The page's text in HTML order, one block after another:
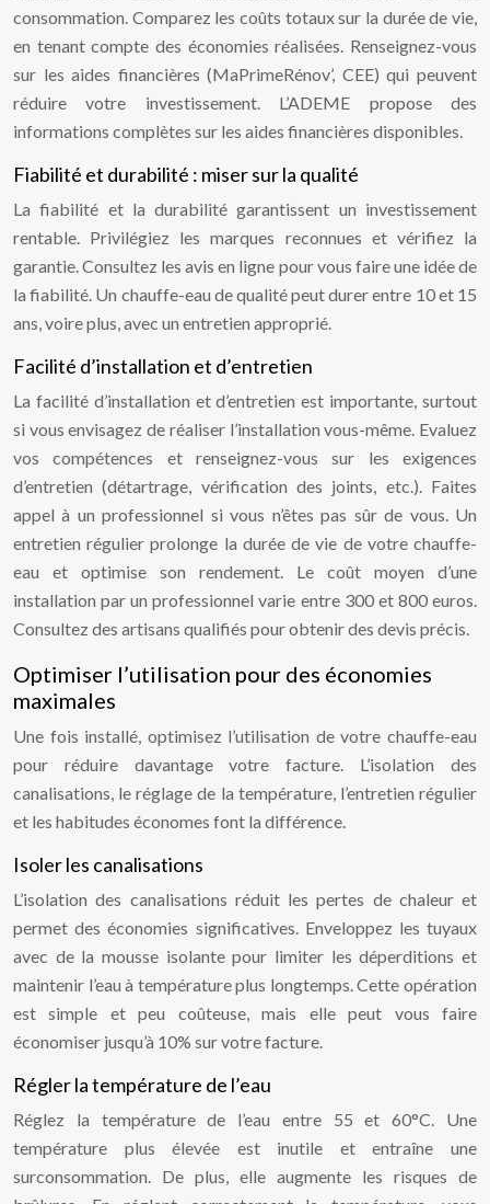
consommation. Comparez les coûts totaux sur la durée de vie,
en tenant compte des économies réalisées. Renseignez-vous
sur les aides financières (MaPrimeRénov’, CEE) qui peuvent
réduire votre investissement. L’ADEME propose des
informations complètes sur les aides financières disponibles.
Fiabilité et durabilité : miser sur la qualité
La fiabilité et la durabilité garantissent un investissement
rentable. Privilégiez les marques reconnues et vérifiez la
garantie. Consultez les avis en ligne pour vous faire une idée de
la fiabilité. Un chauffe-eau de qualité peut durer entre 10 et 15
ans, voire plus, avec un entretien approprié.
Facilité d’installation et d’entretien
La facilité d’installation et d’entretien est importante, surtout
si vous envisagez de réaliser l’installation vous-même. Evaluez
vos compétences et renseignez-vous sur les exigences
d’entretien (détartrage, vérification des joints, etc.). Faites
appel à un professionnel si vous n’êtes pas sûr de vous. Un
entretien régulier prolonge la durée de vie de votre chauffe-
eau et optimise son rendement. Le coût moyen d’une
installation par un professionnel varie entre 300 et 800 euros.
Consultez des artisans qualifiés pour obtenir des devis précis.
Optimiser l’utilisation pour des économies
maximales
Une fois installé, optimisez l’utilisation de votre chauffe-eau
pour réduire davantage votre facture. L’isolation des
canalisations, le réglage de la température, l’entretien régulier
et les habitudes économes font la différence.
Isoler les canalisations
L’isolation des canalisations réduit les pertes de chaleur et
permet des économies significatives. Enveloppez les tuyaux
avec de la mousse isolante pour limiter les déperditions et
maintenir l’eau à température plus longtemps. Cette opération
est simple et peu coûteuse, mais elle peut vous faire
économiser jusqu’à 10% sur votre facture.
Régler la température de l’eau
Réglez la température de l’eau entre 55 et 60°C. Une
température plus élevée est inutile et entraîne une
surconsommation. De plus, elle augmente les risques de